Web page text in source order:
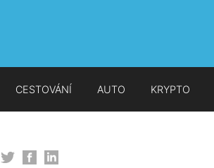
CESTOVÁNÍ AUTO KRYPTO